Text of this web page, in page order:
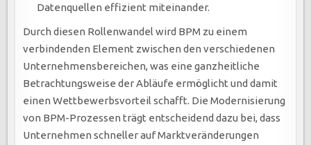
Datenquellen effizient miteinander.
Durch diesen Rollenwandel wird BPM zu einem
verbindenden Element zwischen den verschiedenen
Unternehmensbereichen, was eine ganzheitliche
Betrachtungsweise der Abläufe ermöglicht und damit
einen Wettbewerbsvorteil schafft. Die Modernisierung
von BPM-Prozessen trägt entscheidend dazu bei, dass
Unternehmen schneller auf Marktveränderungen